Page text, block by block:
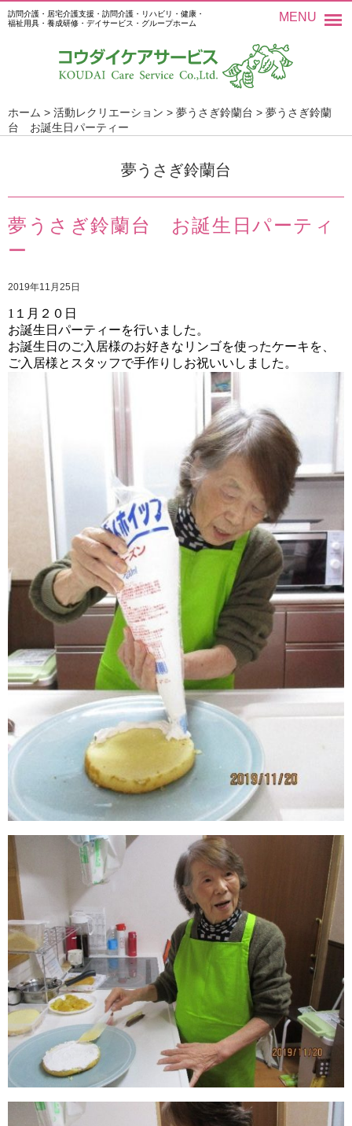
訪問介護・居宅介護支援・訪問介護・リハビリ・健康・
福祉用具・養成研修・デイサービス・グループホーム
MENU
ホーム > 活動レクリエーション > 夢うさぎ鈴蘭台 > 夢うさぎ鈴蘭
台 お誕生日パーティー
夢うさぎ鈴蘭台
夢うさぎ鈴蘭台 お誕生日パーティ
ー
2019年11月25日
1 １月２０日
お誕生日パーティーを行いました。
お誕生日のご入居様のお好きなリンゴを使ったケーキを、
ご入居様とスタッフで手作りしお祝いいしました。